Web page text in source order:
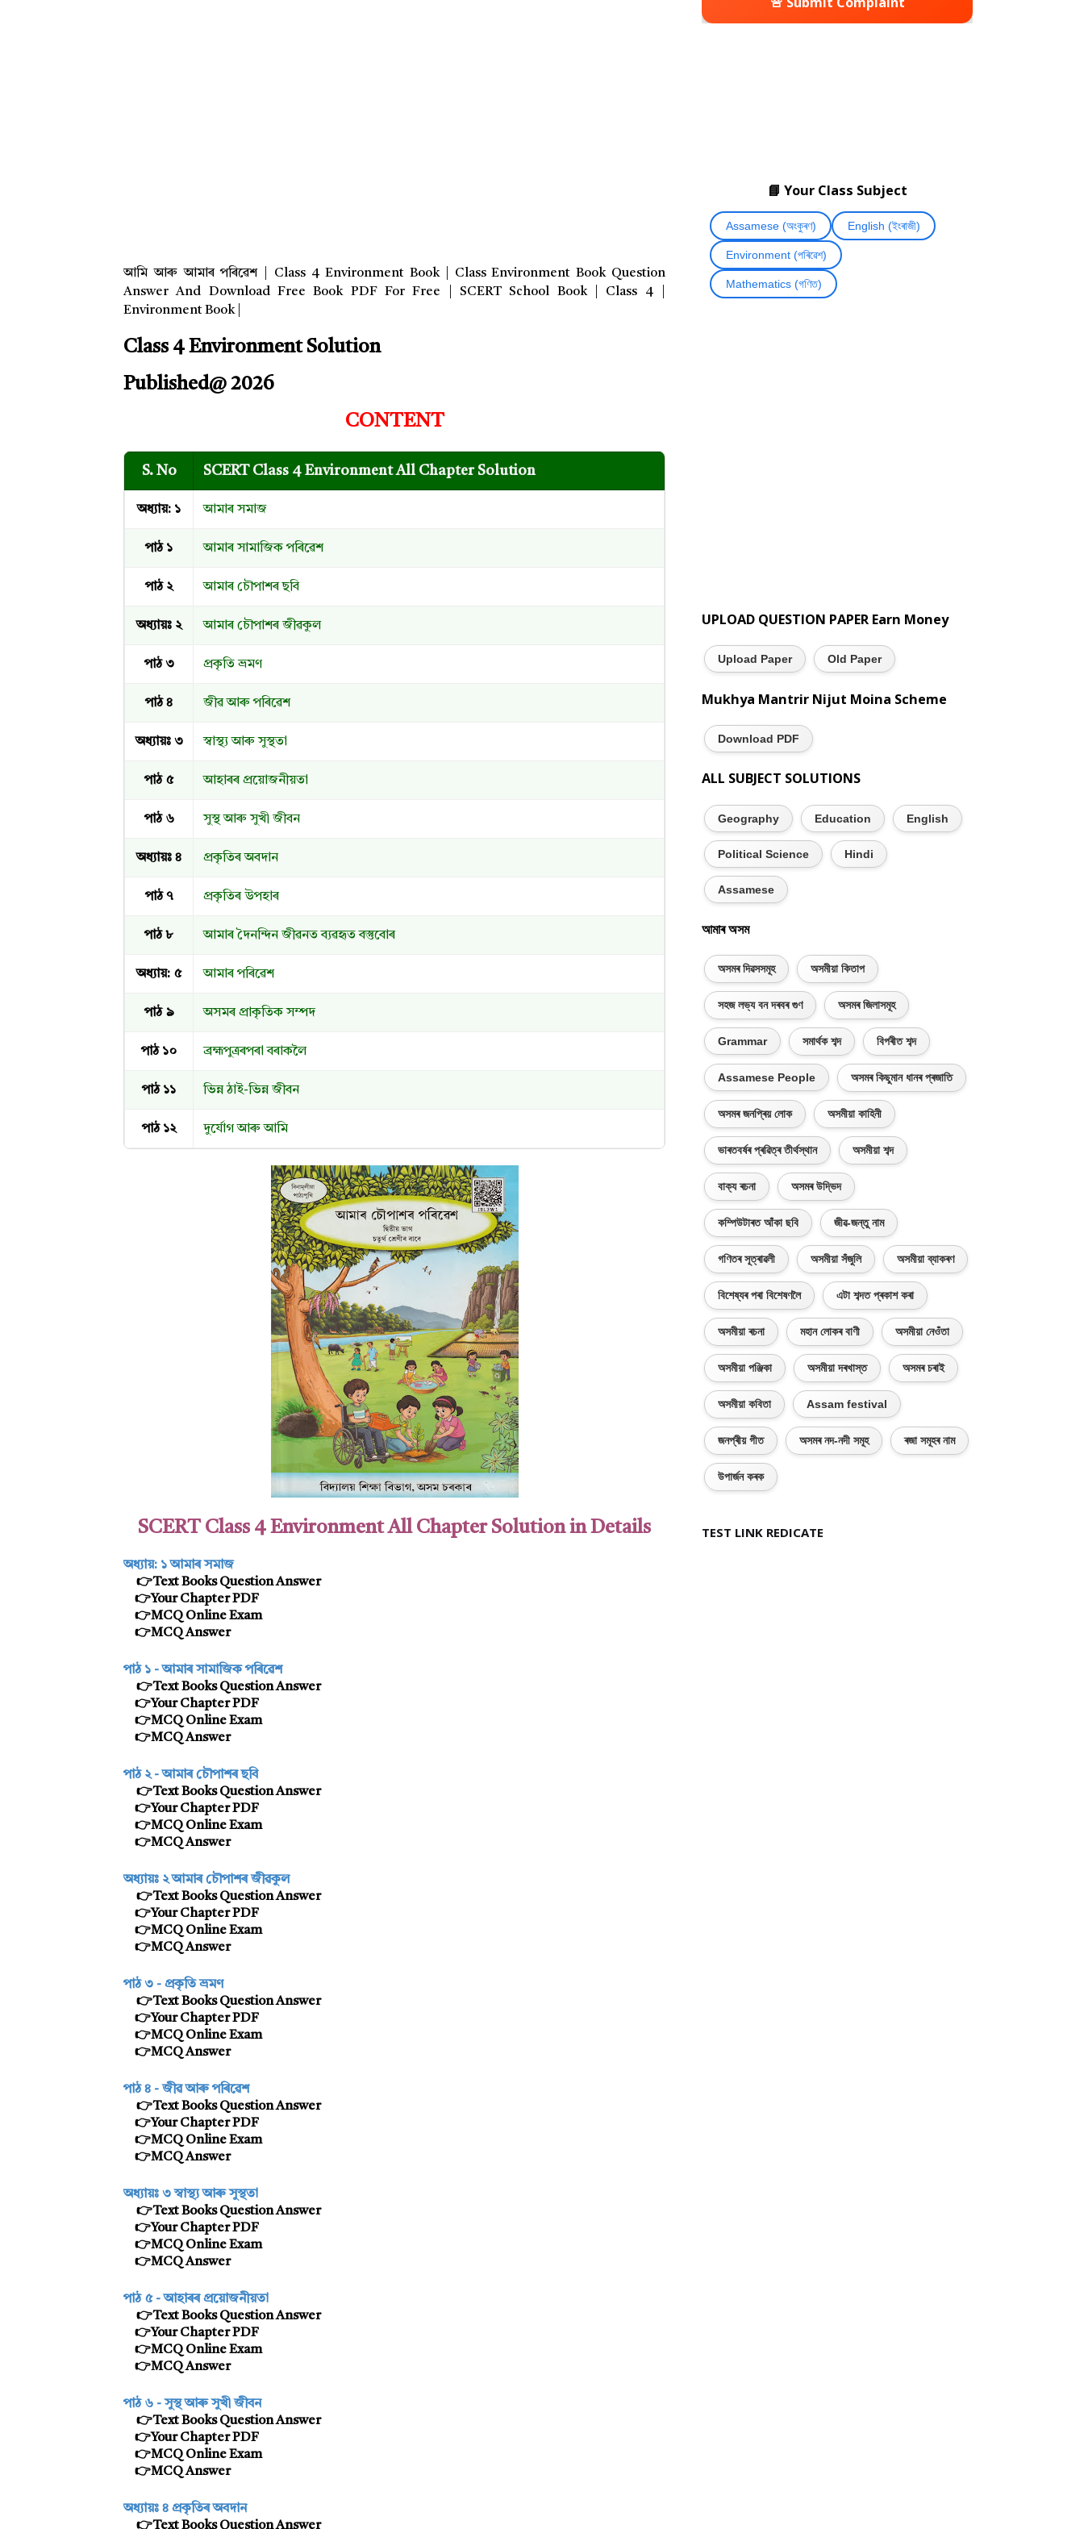
আমি আৰু আমাৰ পৰিৱেশ | Class 4 Environment Book | Class Environment Book Question
Answer And Download Free Book PDF For Free | SCERT School Book | Class 4 |
Environment Book |
Class 4 Environment Solution
Published@ 2026
CONTENT
S. No SCERT Class 4 Environment All Chapter Solution
অধ্যায়: ১ আমাৰ সমাজ
পাঠ ১ আমাৰ সামাজিক পৰিৱেশ
পাঠ ২ আমাৰ চৌপাশৰ ছবি
অধ্যায়ঃ ২ আমাৰ চৌপাশৰ জীৱকুল
পাঠ ৩ প্রকৃতি ভ্রমণ
পাঠ ৪ জীৱ আৰু পৰিৱেশ
অধ্যায়ঃ ৩ স্বাস্থ্য আৰু সুস্থতা
পাঠ ৫ আহাৰৰ প্ৰয়োজনীয়তা
পাঠ ৬ সুস্থ আৰু সুখী জীবন
অধ্যায়ঃ ৪ প্রকৃতিৰ অবদান
পাঠ ৭ প্ৰকৃতিৰ উপহাৰ
পাঠ ৮ আমাৰ দৈনন্দিন জীৱনত ব্যৱহৃত বস্তুবোৰ
অধ্যায়: ৫ আমাৰ পৰিৱেশ
পাঠ ৯ অসমৰ প্ৰাকৃতিক সম্পদ
পাঠ ১০ ব্ৰহ্মপুত্ৰৰপৰা বৰাকলৈ
পাঠ ১১ ভিন্ন ঠাই-ভিন্ন জীবন
পাঠ ১২ দুর্যোগ আৰু আমি
SCERT Class 4 Environment All Chapter Solution in Details
অধ্যায়: ১আমাৰ সমাজ
👉Text Books Question Answer
👉Your Chapter PDF
👉MCQ Online Exam
👉MCQ Answer
পাঠ ১ -আমাৰ সামাজিক পৰিৱেশ
👉Text Books Question Answer
👉Your Chapter PDF
👉MCQ Online Exam
👉MCQ Answer
পাঠ ২ -আমাৰ চৌপাশৰ ছবি
👉Text Books Question Answer
👉Your Chapter PDF
👉MCQ Online Exam
👉MCQ Answer
অধ্যায়ঃ ২আমাৰ চৌপাশৰ জীৱকুল
👉Text Books Question Answer
👉Your Chapter PDF
👉MCQ Online Exam
👉MCQ Answer
পাঠ ৩ - প্রকৃতি ভ্রমণ
👉Text Books Question Answer
👉Your Chapter PDF
👉MCQ Online Exam
👉MCQ Answer
পাঠ ৪ - জীৱ আৰু পৰিৱেশ
👉Text Books Question Answer
👉Your Chapter PDF
👉MCQ Online Exam
👉MCQ Answer
অধ্যায়ঃ ৩স্বাস্থ্য আৰু সুস্থতা
👉Text Books Question Answer
👉Your Chapter PDF
👉MCQ Online Exam
👉MCQ Answer
পাঠ ৫ -আহাৰৰ প্ৰয়োজনীয়তা
👉Text Books Question Answer
👉Your Chapter PDF
👉MCQ Online Exam
👉MCQ Answer
পাঠ ৬ - সুস্থ আৰু সুখী জীবন
👉Text Books Question Answer
👉Your Chapter PDF
👉MCQ Online Exam
👉MCQ Answer
অধ্যায়ঃ ৪ প্রকৃতিৰ অবদান
👉Text Books Question Answer
📘 Your Class Subject
Assamese (অংকুৰণ) English (ইংৰাজী)
Environment (পৰিৱেশ)
Mathematics (গণিত)
UPLOAD QUESTION PAPER Earn Money
Upload Paper Old Paper
Mukhya Mantrir Nijut Moina Scheme
Download PDF
ALL SUBJECT SOLUTIONS
Geography Education English
Political Science Hindi
Assamese
আমাৰ অসম
অসমৰ দিৱসসমূহ অসমীয়া কিতাপ
সহজ লভ্য বন দৰবৰ গুণ অসমৰ জিলাসমূহ
Grammar সমাৰ্থক শব্দ বিপৰীত শব্দ
Assamese People অসমৰ কিছুমান ধানৰ প্ৰজাতি
অসমৰ জনপ্ৰিয় লোক অসমীয়া কাহিনী
ভাৰতবৰ্ষৰ প্ৰৱিত্ৰ তীৰ্থস্থান অসমীয়া শব্দ
বাক্য ৰচনা অসমৰ উদ্ভিদ
কম্পিউটাৰত আঁকা ছবি জীৱ-জন্তু নাম
গণিতৰ সূত্ৰাৱলী অসমীয়া সঁজুলি অসমীয়া ব্যাকৰণ
বিশেষ্যৰ পৰা বিশেষণলৈ এটা শব্দত প্ৰকাশ কৰা
অসমীয়া ৰচনা মহান লোকৰ বাণী অসমীয়া নেওঁতা
অসমীয়া পঞ্জিকা অসমীয়া দৰখাস্ত অসমৰ চৰাই
অসমীয়া কবিতা Assam festival
জনপ্ৰীয় গীত অসমৰ নদ-নদী সমূহ ৰজা সমূহৰ নাম
উপাৰ্জন কৰক
TEST LINK REDICATE